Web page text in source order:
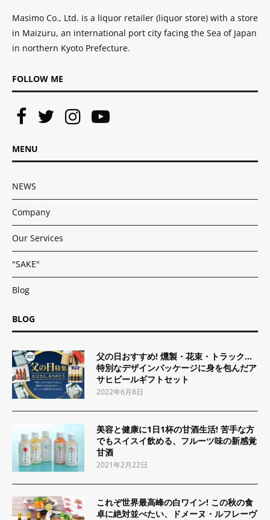
Masimo Co., Ltd. is a liquor retailer (liquor store) with a store
in Maizuru, an international port city facing the Sea of ​​Japan
in northern Kyoto Prefecture.
FOLLOW ME
MENU
NEWS
Company
Our Services
"SAKE"
Blog
BLOG
父の日おすすめ! 燻製・花束・トラック…
特別なデザインパッケージに身を包んだア
サヒビールギフトセット
2022年6月8日
美容と健康に1日1杯の甘酒生活! 苦手な方
でもスイスイ飲める、フルーツ味の新感覚
甘酒
2021年2月22日
これぞ世界最高峰の白ワイン! この秋の食
卓に絶対並べたい、ドメーヌ・ルフレーヴ